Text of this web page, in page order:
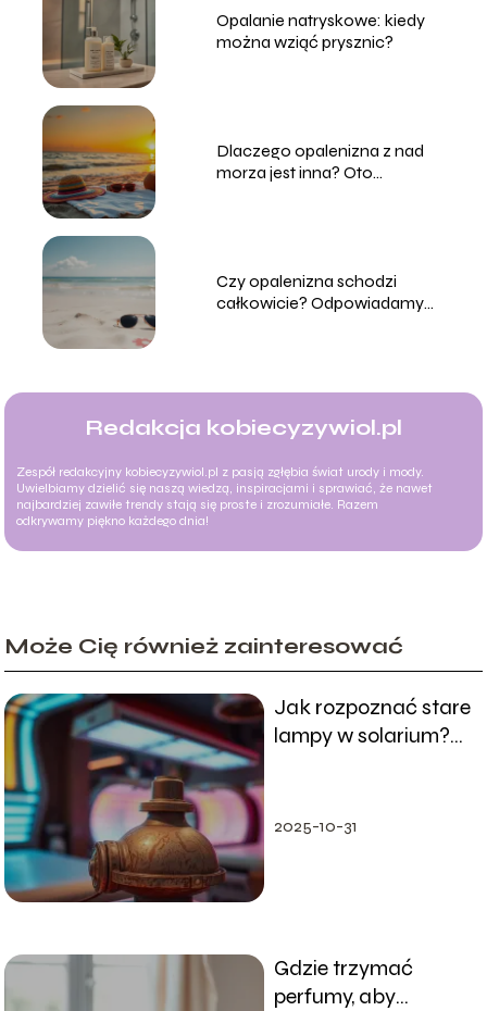
Opalanie natryskowe: kiedy
można wziąć prysznic?
Dlaczego opalenizna z nad
morza jest inna? Oto
Czy opalenizna schodzi
całkowicie? Odpowiadamy
Redakcja kobiecyzywiol.pl
Zespół redakcyjny kobiecyzywiol.pl z pasją zgłębia świat urody i mody.
Uwielbiamy dzielić się naszą wiedzą, inspiracjami i sprawiać, że nawet
najbardziej zawiłe trendy stają się proste i zrozumiałe. Razem
odkrywamy piękno każdego dnia!
Może Cię również zainteresować
Jak rozpoznać stare
lampy w solarium?
2025-10-31
Gdzie trzymać
perfumy, aby